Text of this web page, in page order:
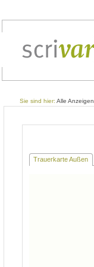
Sie sind hier: Alle Anzeigen
Trauerkarte Außen